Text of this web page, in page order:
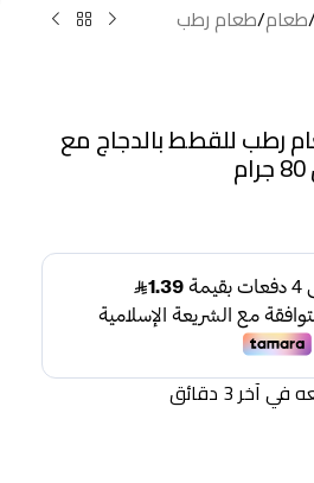
/طعام/طعام رطب
رطب للقطط بالدجاج مع
آخر 3 دقائق